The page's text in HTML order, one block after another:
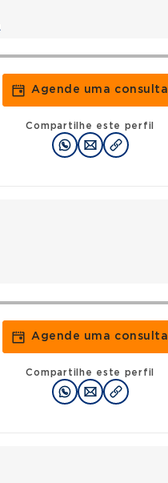
Agende uma consulta
Compartilhe este perfil
Agende uma consulta
Compartilhe este perfil